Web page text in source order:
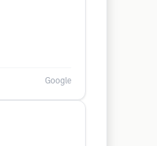
Google